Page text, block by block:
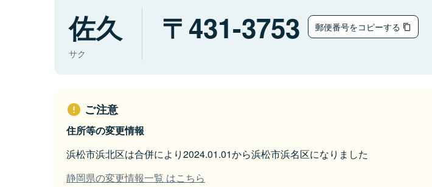
佐久
サク
431-3753 郵便番号をコピーする
ご注意
住所等の変更情報
浜松市浜北区は合併により2024.01.01から浜松市浜名区になりました
静岡県の変更情報一覧 はこちら